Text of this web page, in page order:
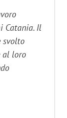
Catania. Il
svolto
al loro